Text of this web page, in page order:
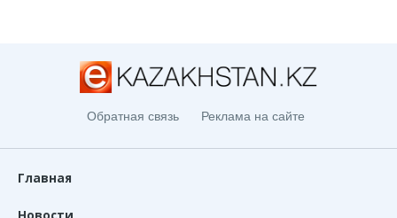
Обратная связь Реклама на сайте
Главная